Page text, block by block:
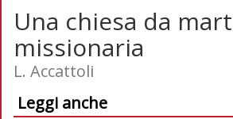
Una chiesa da
missionaria
L. Accattoli
Leggi anche